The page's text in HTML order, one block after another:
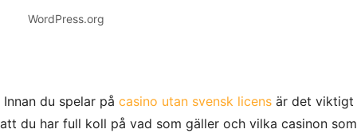
WordPress.org
Innan du spelar på casino utan svensk licensär det viktigt
att du har full koll på vad som gäller och vilka casinon som